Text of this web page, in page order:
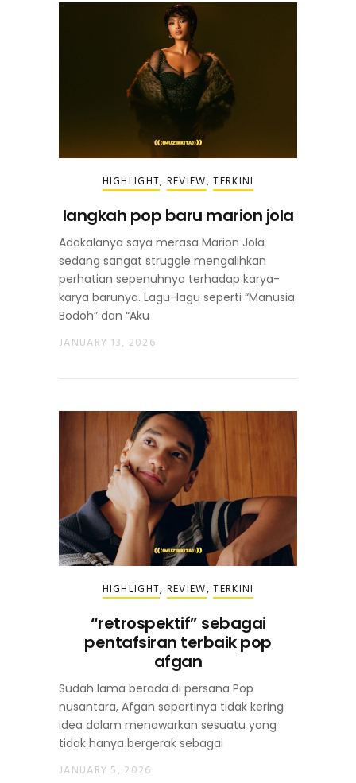
HIGHLIGHT, REVIEW,TERKINI
langkah pop baru marion jola
Adakalanya saya merasa Marion Jola
sedang sangat struggle mengalihkan
perhatian sepenuhnya terhadap karya-
karya barunya. Lagu-lagu seperti “Manusia
Bodoh” dan “Aku
JANUARY 13, 2026
HIGHLIGHT, REVIEW,TERKINI
“retrospektif” sebagai
pentafsiran terbaik pop
afgan
Sudah lama berada di persana Pop
nusantara, Afgan sepertinya tidak kering
idea dalam menawarkan sesuatu yang
tidak hanya bergerak sebagai
JANUARY 5, 2026